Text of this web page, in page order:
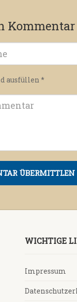
ausfüllen *
WICHTIGE
Impressum